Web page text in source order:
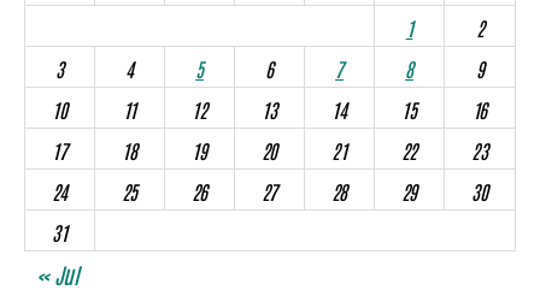
1
2
3
4 5 6 7 8
9
10
11 12 13 14 15
16
17
18 19 20 21 22
23
24
25 26 27 28 29
30
31
« Jul